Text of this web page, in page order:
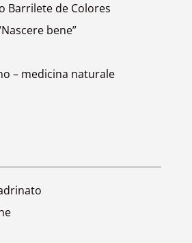
Barrilete de Colores
bene”
– medicina naturale